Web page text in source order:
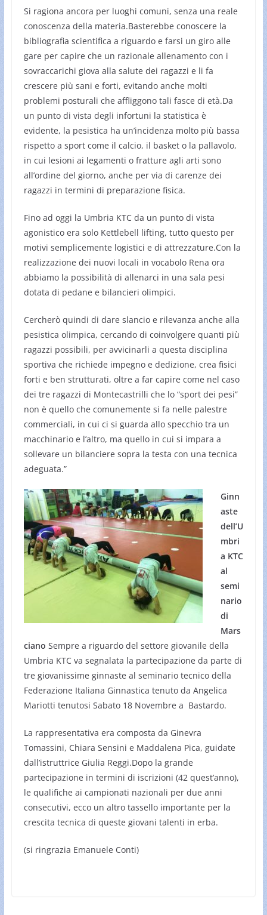
Si ragiona ancora per luoghi comuni, senza una reale
conoscenza della materia.Basterebbe conoscere la
bibliografia scientifica a riguardo e farsi un giro alle
gare per capire che un razionale allenamento con i
sovraccarichi giova alla salute dei ragazzi e li fa
crescere più sani e forti, evitando anche molti
problemi posturali che affliggono tali fasce di età.Da
un punto di vista degli infortuni la statistica è
evidente, la pesistica ha un’incidenza molto più bassa
rispetto a sport come il calcio, il basket o la pallavolo,
in cui lesioni ai legamenti o fratture agli arti sono
all’ordine del giorno, anche per via di carenze dei
ragazzi in termini di preparazione fisica.
Fino ad oggi la Umbria KTC da un punto di vista
agonistico era solo Kettlebell lifting, tutto questo per
motivi semplicemente logistici e di attrezzature.Con la
realizzazione dei nuovi locali in vocabolo Rena ora
abbiamo la possibilità di allenarci in una sala pesi
dotata di pedane e bilancieri olimpici.
Cercherò quindi di dare slancio e rilevanza anche alla
pesistica olimpica, cercando di coinvolgere quanti più
ragazzi possibili, per avvicinarli a questa disciplina
sportiva che richiede impegno e dedizione, crea fisici
forti e ben strutturati, oltre a far capire come nel caso
dei tre ragazzi di Montecastrilli che lo “sport dei pesi”
non è quello che comunemente si fa nelle palestre
commerciali, in cui ci si guarda allo specchio tra un
macchinario e l’altro, ma quello in cui si impara a
sollevare un bilanciere sopra la testa con una tecnica
adeguata.”
Ginn
aste
dell’U
mbri
a KTC
al
semi
nario
di
Mars
ciano Sempre a riguardo del settore giovanile della
Umbria KTC va segnalata la partecipazione da parte di
tre giovanissime ginnaste al seminario tecnico della
Federazione Italiana Ginnastica tenuto da Angelica
Mariotti tenutosi Sabato 18 Novembre a Bastardo.
La rappresentativa era composta da Ginevra
Tomassini, Chiara Sensini e Maddalena Pica, guidate
dall’istruttrice Giulia Reggi.Dopo la grande
partecipazione in termini di iscrizioni (42 quest’anno),
le qualifiche ai campionati nazionali per due anni
consecutivi, ecco un altro tassello importante per la
crescita tecnica di queste giovani talenti in erba.
(si ringrazia Emanuele Conti)